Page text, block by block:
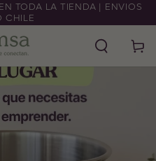
TODA LA TIENDA | ENVIOS
CHILE
Carrito